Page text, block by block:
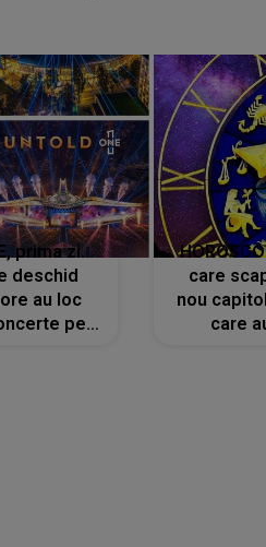
IMEDIAT: "Am
prima zi.
deschid
au loc
pe
care
nou
care